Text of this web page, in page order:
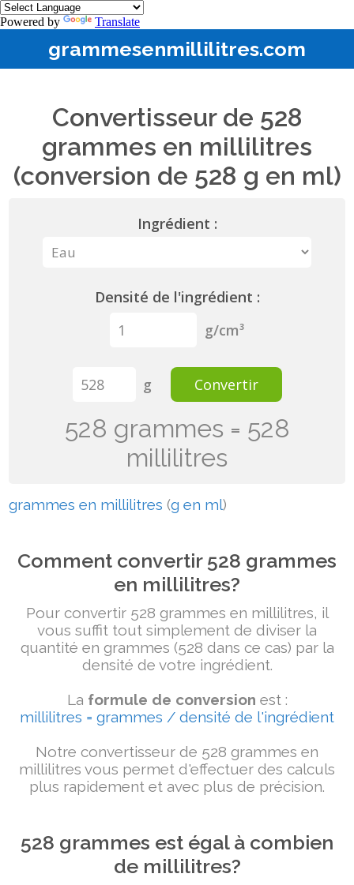
Powered by Translate
grammesenmillilitres.com
Convertisseur de 528
grammes en millilitres
(conversion de 528 g en ml)
Ingrédient :
Densité de l'ingrédient :
g/cm³
g Convertir
528 grammes = 528
millilitres
grammes en millilitres (g en ml)
Comment convertir 528 grammes
en millilitres?
Pour convertir 528 grammes en millilitres, il
vous suffit tout simplement de diviser la
quantité en grammes (528 dans ce cas) par la
densité de votre ingrédient.
La formule de conversion est :
millilitres = grammes / densité de l'ingrédient
Notre convertisseur de 528 grammes en
millilitres vous permet d'effectuer des calculs
plus rapidement et avec plus de précision.
528 grammes est égal à combien
de millilitres?